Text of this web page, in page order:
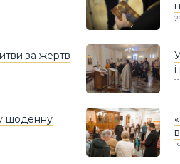
за жертв
щоденну